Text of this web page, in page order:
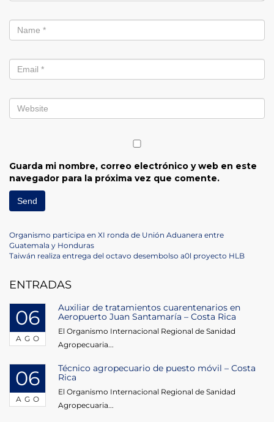
Guarda mi nombre, correo electrónico y web en este
navegador para la próxima vez que comente.
Navegación
de
entradas
Previous
Post
Organismo participa en XI ronda de Unión Aduanera entre
Guatemala y Honduras
Next
Taiwán realiza entrega del octavo desembolso a0l proyecto HLB
ENTRADAS
06
AGO
Auxiliar de tratamientos cuarentenarios en
Aeropuerto Juan Santamaría – Costa Rica
El Organismo Internacional Regional de Sanidad
Agropecuaria...
06
AGO
Técnico agropecuario de puesto móvil – Costa
Rica
El Organismo Internacional Regional de Sanidad
Agropecuaria...